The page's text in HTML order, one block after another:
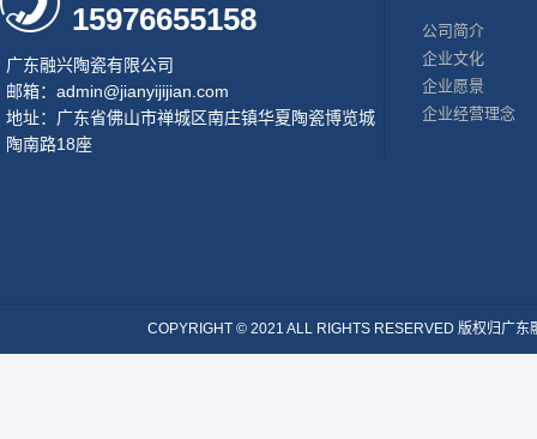
15976655158
广东融兴陶瓷有限公司
邮箱：admin@jianyijijian.com
地址：广东省佛山市禅城区南庄镇华夏陶瓷博览城
陶南路18座
公司简介
企业文化
企业愿景
企业经营理念
COPYRIGHT © 2021 ALL RIGHTS RESERVED 版权归广